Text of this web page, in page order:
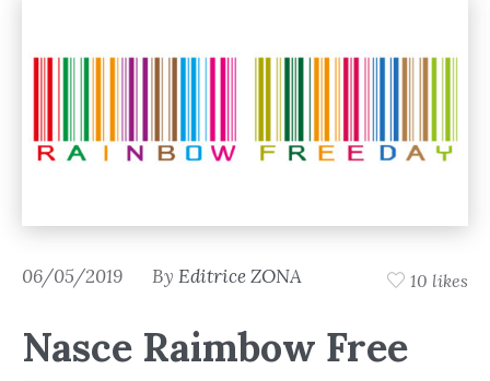
06/05/2019 By Editrice ZONA 10 likes
Nasce Raimbow Free